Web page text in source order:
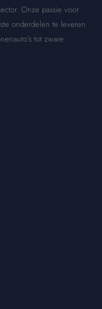
Onze passie voor
onderdelen te leveren
tot zware